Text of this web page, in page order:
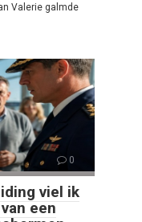
Valerie galmde
0
viel ik
een